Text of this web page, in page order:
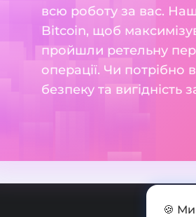
всю роботу за вас.
Bitcoin, щоб
пройшли ретельну
операції. Чи
безпеку та
🍪